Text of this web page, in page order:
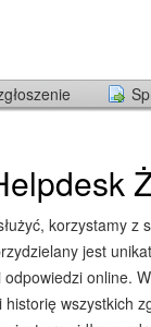
korzystamy z
jest
online.
wszystkich